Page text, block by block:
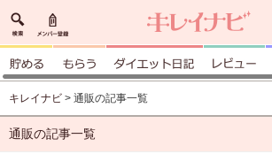
キレイナビ > 通販の記事一覧
通販の記事一覧